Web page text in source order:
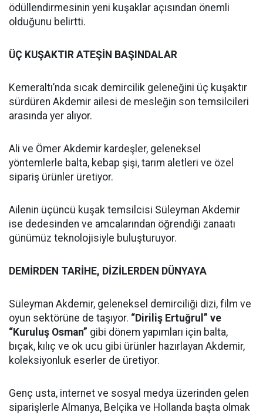
ödüllendirmesinin yeni kuşaklar açısından önemli
olduğunu belirtti.
ÜÇ KUŞAKTIR ATEŞİN BAŞINDALAR
Kemeraltı’nda sıcak demircilik geleneğini üç kuşaktır
sürdüren Akdemir ailesi de mesleğin son temsilcileri
arasında yer alıyor.
Ali ve Ömer Akdemir kardeşler, geleneksel
yöntemlerle balta, kebap şişi, tarım aletleri ve özel
sipariş ürünler üretiyor.
Ailenin üçüncü kuşak temsilcisi Süleyman Akdemir
ise dedesinden ve amcalarından öğrendiği zanaatı
günümüz teknolojisiyle buluşturuyor.
DEMİRDEN TARİHE, DİZİLERDEN DÜNYAYA
Süleyman Akdemir, geleneksel demirciliği dizi, film ve
oyun sektörüne de taşıyor. “Diriliş Ertuğrul” ve
“Kuruluş Osman” gibi dönem yapımları için balta,
bıçak, kılıç ve ok ucu gibi ürünler hazırlayan Akdemir,
koleksiyonluk eserler de üretiyor.
Genç usta, internet ve sosyal medya üzerinden gelen
siparişlerle Almanya, Belçika ve Hollanda başta olmak